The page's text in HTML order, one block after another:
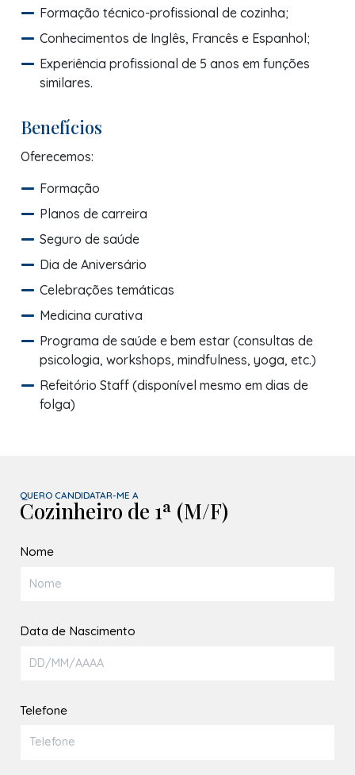
Formação técnico-profissional de cozinha;
Conhecimentos de Inglês, Francês e Espanhol;
Experiência profissional de 5 anos em funções
similares.
Benefícios
Oferecemos:
Formação
Planos de carreira
Seguro de saúde
Dia de Aniversário
Celebrações temáticas
Medicina curativa
Programa de saúde e bem estar (consultas de
psicologia, workshops, mindfulness, yoga, etc.)
Refeitório Staff (disponível mesmo em dias de
folga)
QUERO CANDIDATAR-ME A
Cozinheiro de 1ª (M/F)
Nome
Data de Nascimento
Telefone